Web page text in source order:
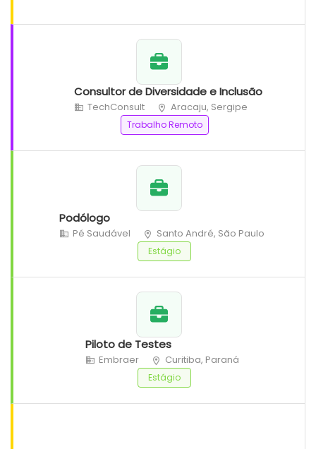
Consultor de Diversidade e Inclusão
TechConsult Aracaju, Sergipe
Trabalho Remoto
Podólogo
Pé Saudável Santo André, São Paulo
Estágio
Piloto de Testes
Embraer Curitiba, Paraná
Estágio